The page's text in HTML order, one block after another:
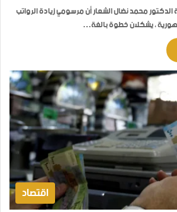
الدكتور محمد نضال الشعار أن مرسومي زيادة الرواتب
، يشكلان خطوة بالغة…
اقتصاد